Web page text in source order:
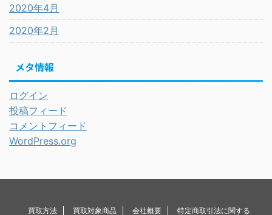
2020年4月
2020年2月
メタ情報
ログイン
投稿フィード
コメントフィード
WordPress.org
買取方法 買取対象商品 会社概要 特定商取引法に関する